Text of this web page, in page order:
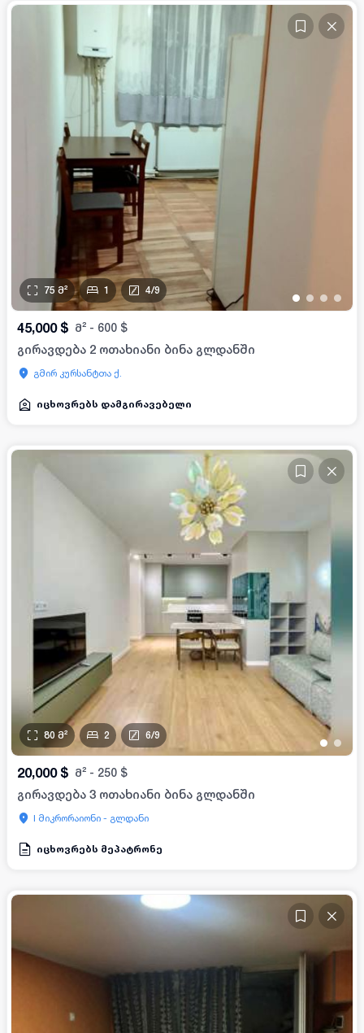
• • • •
75 მ² 1 4/9
45,000 $ მ² - 600 $
გირავდება 2 ოთახიანი ბინა გლდანში
გმირ კურსანტთა ქ.
იცხოვრებს დამგირავებელი
• •
80 მ² 2 6/9
20,000 $ მ² - 250 $
გირავდება 3 ოთახიანი ბინა გლდანში
I მიკრორაიონი - გლდანი
იცხოვრებს მეპატრონე